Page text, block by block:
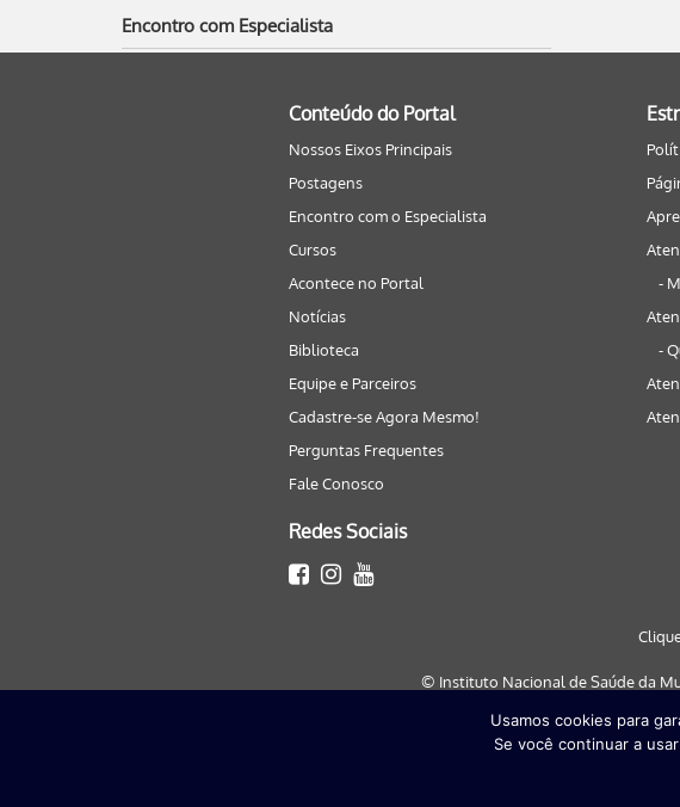
Encontro com Especialista
Conteúdo do Portal
Nossos Eixos Principais
Postagens
Encontro com o Especialista
Cursos
Acontece no Portal
Notícias
Biblioteca
Equipe e Parceiros
Cadastre-se Agora Mesmo!
Perguntas Frequentes
Fale Conosco
Redes Sociais
-
-
© Instituto Nacional de Saúde da
Este site será melhor visualizado nos navegadores:
Usamos cookies para
Se você continuar a